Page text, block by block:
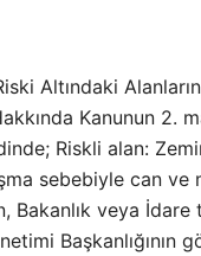
Altındaki Alanların
Kanunun 2.
Riskli alan:
sebebiyle can ve
Bakanlık veya İdare
Başkanlığının